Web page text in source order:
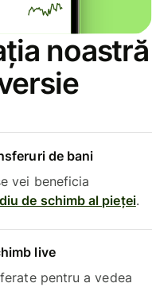
noastră
de bani
vei beneficia
de schimb al pieței.
live
pentru a vedea